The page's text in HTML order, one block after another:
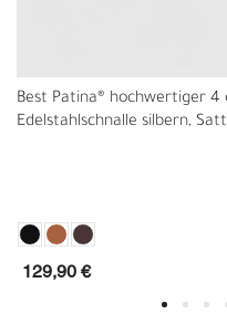
Best Patina® hochwertiger
Edelstahlschnalle silbern,
129,90 €